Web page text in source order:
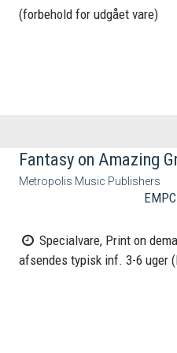
(forbehold for udgået vare)
Fantasy on Amazing
Metropolis Music Publishers
Specialvare, Print on
afsendes typisk inf. 3-6 uger